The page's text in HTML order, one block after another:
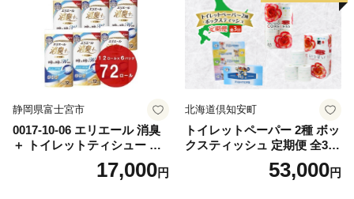
道 倶知安町 日用品
静岡県富士宮市
0017-10-06 エリエール 消臭
＋ トイレットティシュー し
っかり香るフレッシュクリア
の香り ダブル 12ロール×6パ
17,000円
北海道倶知安町
トイレットペーパー 2種 ボッ
クスティッシュ 定期便 全3
回 日本製 まとめ買い 防災
常備品 日用雑貨 消耗品 生活
53,000円